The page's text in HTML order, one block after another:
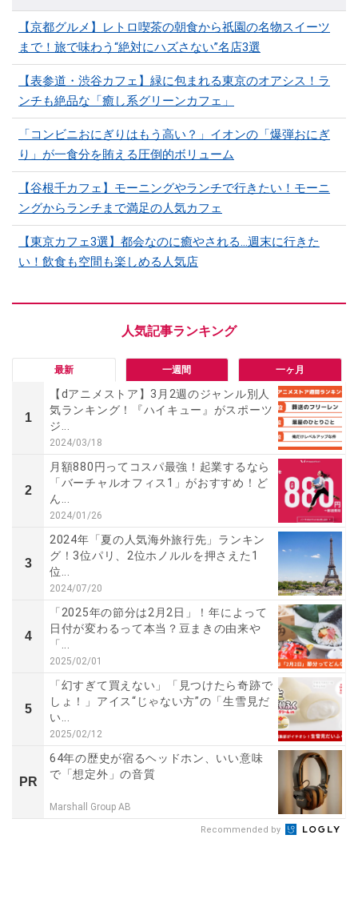
【京都グルメ】レトロ喫茶の朝食から祇園の名物スイーツ
まで！旅で味わう“絶対にハズさない”名店3選
【表参道・渋谷カフェ】緑に包まれる東京のオアシス！ラ
ンチも絶品な「癒し系グリーンカフェ」
「コンビニおにぎりはもう高い？」イオンの「爆弾おにぎ
り」が一食分を賄える圧倒的ボリューム
【谷根千カフェ】モーニングやランチで行きたい！モーニ
ングからランチまで満足の人気カフェ
【東京カフェ3選】都会なのに癒やされる…週末に行きた
い！飲食も空間も楽しめる人気店
最新 一週間 一ヶ月
1
【dアニメストア】3月2週のジャンル別人
気ランキング！『ハイキュー』がスポーツ
ジ...
2024/03/18
2
月額880円ってコスパ最強！起業するなら
「バーチャルオフィス1」がおすすめ！ど
ん...
2024/01/26
3
2024年「夏の人気海外旅行先」ランキン
グ！3位パリ、2位ホノルルを押さえた1
位...
2024/07/20
4
「2025年の節分は2月2日」！年によって
日付が変わるって本当？豆まきの由来や
「...
2025/02/01
5
「幻すぎて買えない」「見つけたら奇跡で
しょ！」アイス“じゃない方”の「生雪見だ
い...
2025/02/12
PR
64年の歴史が宿るヘッドホン、いい意味
で「想定外」の音質
Marshall Group AB
Recommended by